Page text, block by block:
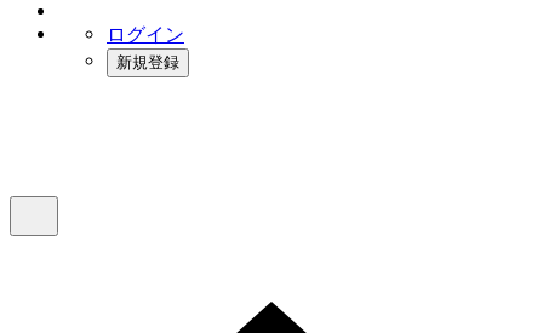
ログイン
新規登録